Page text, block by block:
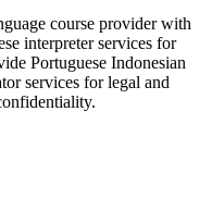
course provider with
interpreter services for
Portuguese Indonesian
services for legal and